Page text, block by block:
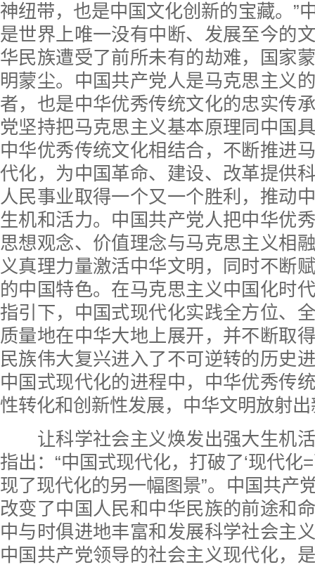
神纽带，也是中国文化创新的宝藏。”
是世界上唯一没有中断、发展至今的
华民族遭受了前所未有的劫难，国家
明蒙尘。中国共产党人是马克思主义
者，也是中华优秀传统文化的忠实传
党坚持把马克思主义基本原理同中国
中华优秀传统文化相结合，不断推进
代化，为中国革命、建设、改革提供
人民事业取得一个又一个胜利，推动
生机和活力。中国共产党人把中华优
思想观念、价值理念与马克思主义相
义真理力量激活中华文明，同时不断
的中国特色。在马克思主义中国化时
指引下，中国式现代化实践全方位、
质量地在中华大地上展开，并不断取
民族伟大复兴进入了不可逆转的历史
中国式现代化的进程中，中华优秀传
性转化和创新性发展，中华文明放射
让科学社会主义焕发出强大生机活
指出：“中国式现代化，打破了‘现代化
现了现代化的另一幅图景”。中国共产
改变了中国人民和中华民族的前途和
中与时俱进地丰富和发展科学社会主
中国共产党领导的社会主义现代化，